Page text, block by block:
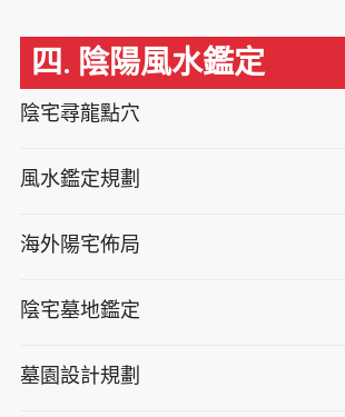
四. 陰陽風水鑑定
陰宅尋龍點穴
風水鑑定規劃
海外陽宅佈局
陰宅墓地鑑定
墓園設計規劃